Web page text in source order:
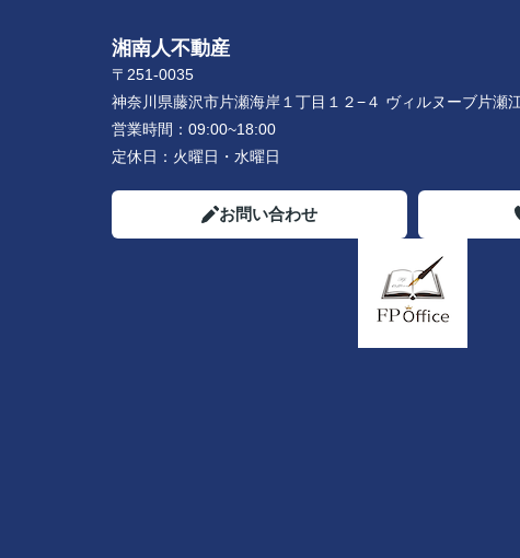
湘南人不動産
〒251-0035
神奈川県藤沢市片瀬海岸１丁目１２−４ ヴィルヌーブ片瀬
営業時間： 09:00~18:00
定休日： 火曜日・水曜日
お問い合わせ